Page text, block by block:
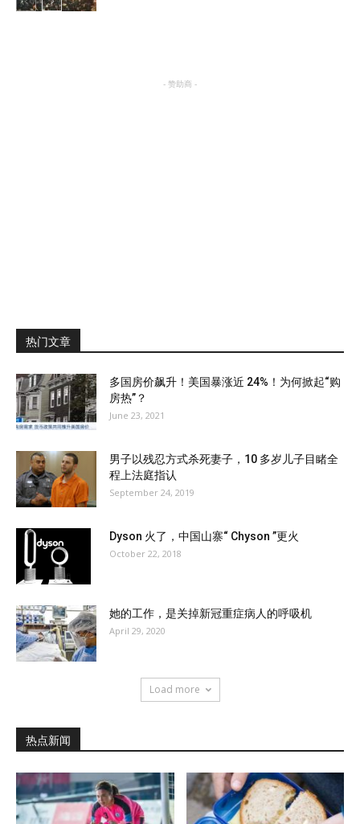
- 赞助商 -
热门文章
多国房价飙升！美国暴涨近 24%！为何掀起“购
房热”？
June 23, 2021
男子以残忍方式杀死妻子，10 多岁儿子目睹全
程上法庭指认
September 24, 2019
Dyson 火了，中国山寨“ Chyson ”更火
October 22, 2018
她的工作，是关掉新冠重症病人的呼吸机
April 29, 2020
Load more
热点新闻